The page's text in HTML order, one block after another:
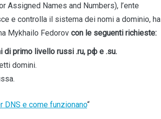
Assigned Names and Numbers), l’ente
e controlla il sistema dei nomi a dominio, ha
Mykhailo Fedorov con le seguenti richieste:
di primo livello russi .ru, рф e .su.
domini.
DNS e come funzionano“